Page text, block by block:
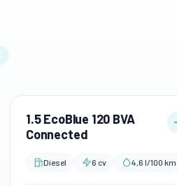
1.5 EcoBlue 120 BVA
Connected
Diesel 6 cv 4,6 l/100 km